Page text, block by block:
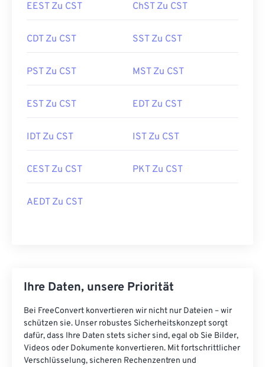
EEST Zu CST ChST Zu CST
CDT Zu CST SST Zu CST
PST Zu CST MST Zu CST
EST Zu CST EDT Zu CST
IDT Zu CST IST Zu CST
CEST Zu CST PKT Zu CST
AEDT Zu CST
Ihre Daten, unsere Priorität
Bei FreeConvert konvertieren wir nicht nur Dateien – wir
schützen sie. Unser robustes Sicherheitskonzept sorgt
dafür, dass Ihre Daten stets sicher sind, egal ob Sie Bilder,
Videos oder Dokumente konvertieren. Mit fortschrittlicher
Verschlüsselung, sicheren Rechenzentren und